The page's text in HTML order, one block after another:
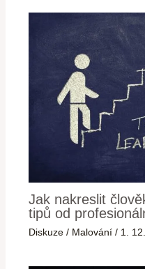
Jak nakreslit
tipů od
Diskuze / Malování / 1.